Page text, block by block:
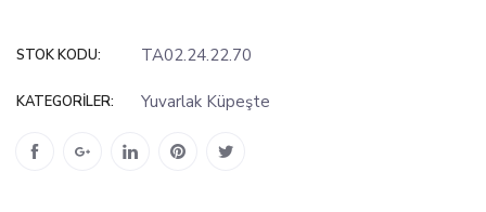
STOK KODU: TA02.24.22.70
KATEGORILER: Yuvarlak Küpeşte